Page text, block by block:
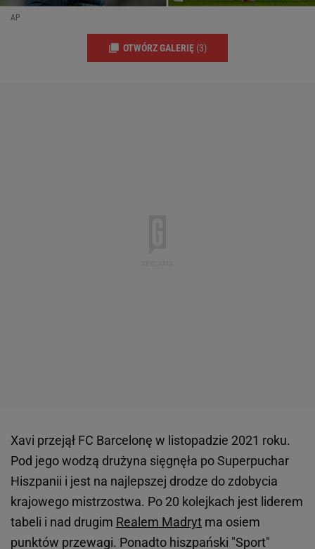
AP
OTWÓRZ GALERIĘ (3)
Xavi przejął FC Barcelonę w listopadzie 2021 roku.
Pod jego wodzą drużyna sięgnęła po Superpuchar
Hiszpanii i jest na najlepszej drodze do zdobycia
krajowego mistrzostwa. Po 20 kolejkach jest liderem
tabeli i nad drugim Realem Madryt ma osiem
punktów przewagi. Ponadto hiszpański "Sport"